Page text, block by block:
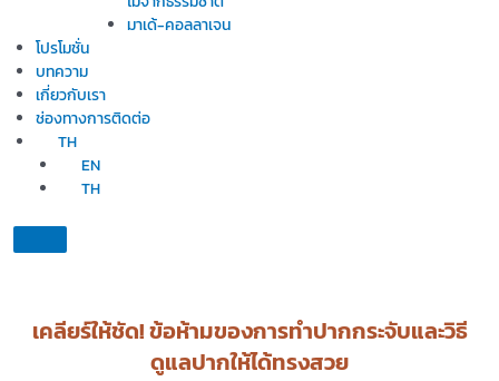
มาเด้-คอลลาเจน
โปรโมชั่น
บทความ
เกี่ยวกับเรา
ช่องทางการติดต่อ
TH
EN
TH
เคลียร์ให้ชัด! ข้อห้ามของการทำปากกระจับและวิธี
ดูแลปากให้ได้ทรงสวย